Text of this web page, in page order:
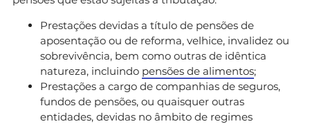
Prestações devidas a título de pensões de
aposentação ou de reforma, velhice, invalidez ou
sobrevivência, bem como outras de idêntica
natureza, incluindo pensões de alimentos;
Prestações a cargo de companhias de seguros,
fundos de pensões, ou quaisquer outras
entidades, devidas no âmbito de regimes